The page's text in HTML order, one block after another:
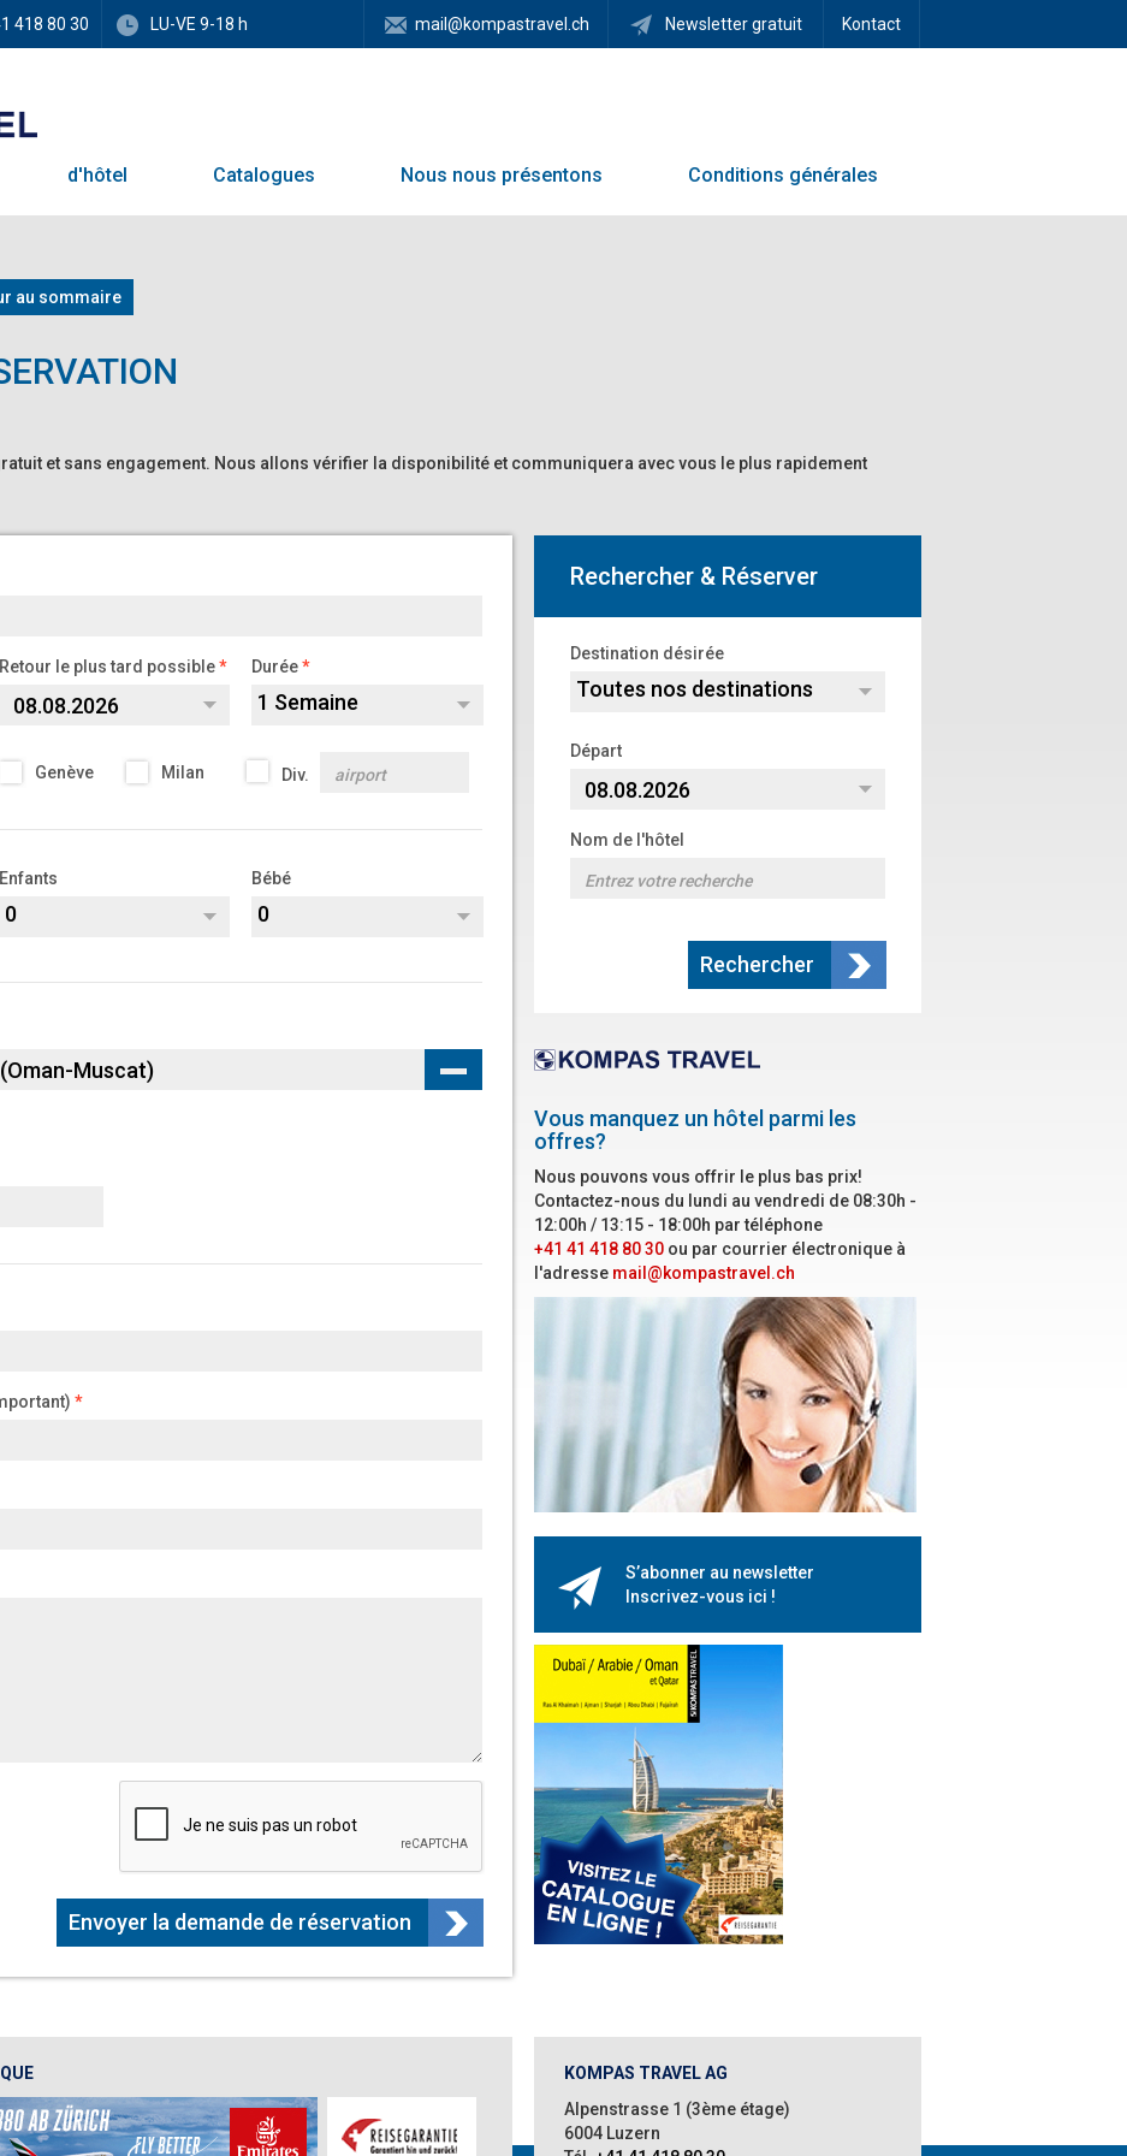
418 80 30 LU-VE 9-18 h mail@kompastravel.ch Newsletter gratuit Kontact
d'hôtel Catalogues Nous nous présentons Conditions générales
au sommaire
et sans engagement. Nous allons vérifier la disponibilité et communiquera avec vous le plus rapidement
Retour le plus tard possible Durée
1 Semaine
Genève Milan Div.
Enfants
0
Bébé
0
Envoyer la demande de réservation
Rechercher & Réserver
Destination désirée
Toutes nos destinations
Départ
Nom de l'hôtel
Rechercher
Vous manquez un hôtel parmi les
offres?
Nous pouvons vous offrir le plus bas prix!
Contactez-nous du lundi au vendredi de 08:30h -
12:00h / 13:15 - 18:00h par téléphone
+41 41 418 80 30 ou par courrier électronique à
l'adresse mail@kompastravel.ch
S’abonner au newsletter
Inscrivez-vous ici !
KOMPAS TRAVEL AG
Alpenstrasse 1 (3ème étage)
6004 Luzern